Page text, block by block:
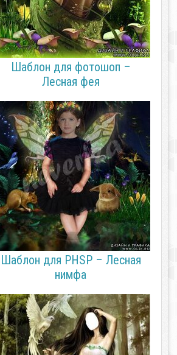
Шаблон для фотошоп –
Лесная фея
Шаблон для PHSP – Лесная
нимфа